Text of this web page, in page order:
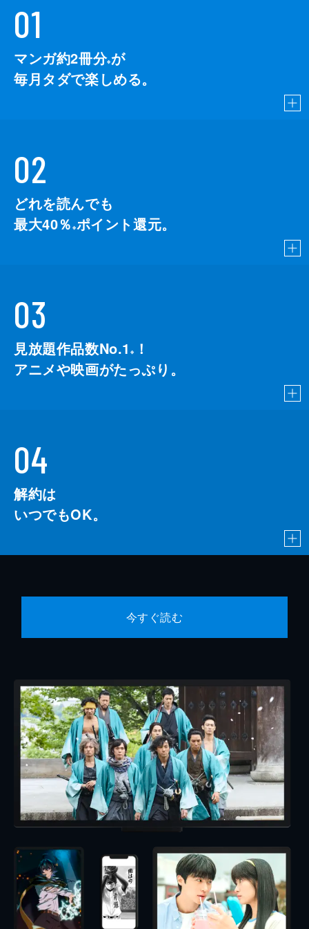
01
マンガ約2冊分※が
毎月タダで楽しめる。
02
どれを読んでも
最大40％ ※ポイント還元。
03
見放題作品数No.1 ※
！
アニメや映画がたっぷり。
04
解約は
いつでもOK。
今すぐ読む